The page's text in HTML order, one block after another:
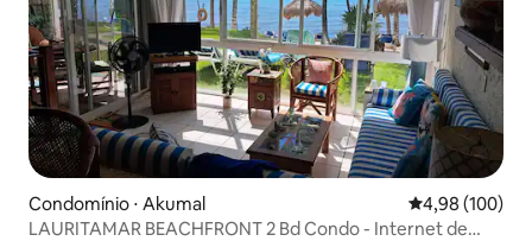
Condomínio ⋅ Akumal 4,98 de uma
4,98 (100)
LAURITAMAR BEACHFRONT 2 Bd Condo - Internet de